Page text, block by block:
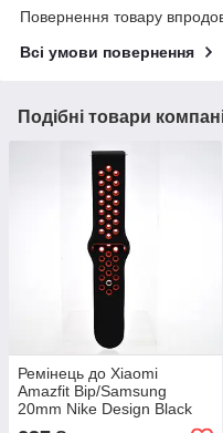
Повернення товару
Всі умови повернення
Подібні товари
Ремінець до Xiaomi
Amazfit Bip/Samsung
20mm Nike Design Black